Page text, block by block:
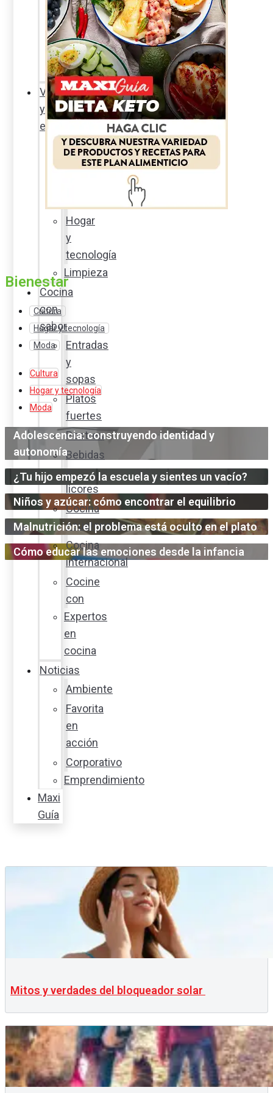
Sexualidad
responsable
En
la
percha
Vida
y
estilo
Productos
nuevos
Hogar
y
tecnología
Limpieza
Cocina
con
sabor
Entradas
y
sopas
Platos
fuertes
Postres
Bebidas
y
licores
Cocina
ecuatoriana
Cocina
internacional
Cocine
con
Expertos
en
cocina
Noticias
Ambiente
Favorita
en
acción
Corporativo
Emprendimiento
Maxi
Guía
Bienestar
Cultura
Hogar y tecnología
Moda
Cultura
Hogar y tecnología
Moda
Adolescencia: construyendo identidad y
autonomía
¿Tu hijo empezó la escuela y sientes un vacío?
Niños y azúcar: cómo encontrar el equilibrio
Malnutrición: el problema está oculto en el plato
Cómo educar las emociones desde la infancia
Mitos y verdades del bloqueador solar